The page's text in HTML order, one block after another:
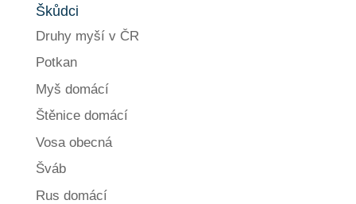
Škůdci
Druhy myší v ČR
Potkan
Myš domácí
Štěnice domácí
Vosa obecná
Šváb
Rus domácí